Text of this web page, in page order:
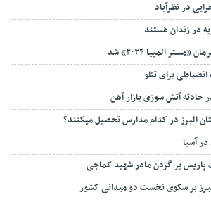
ترین پل خاورمیانه
خیابانی پانزدهمین جشنواره سودای عشق شناخته
با معماری اصیل ایرانی باعث آشفتگی بصری در
یا تعلیقی به دانشگاه
در نظرآباد
المپیا ۲۰۲۴» شد